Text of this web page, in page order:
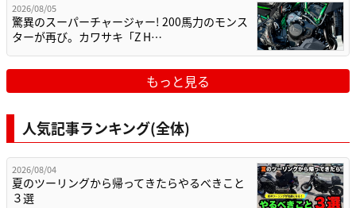
2026/08/05
驚異のスーパーチャージャー! 200馬力のモンス
ターが再び。カワサキ「Z H…
もっと見る
人気記事ランキング(全体)
2026/08/04
夏のツーリングから帰ってきたらやるべきこと
３選